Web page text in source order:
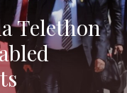
Telethon